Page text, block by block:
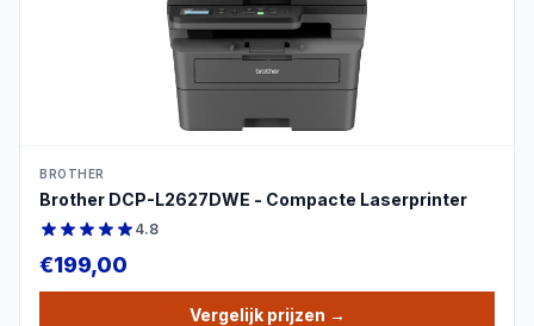
PRODUCTBEELD
BROTHER
Brother DCP-L2627DWE - Compacte Laserprinter
4.8
€199,00
Vergelijk prijzen →